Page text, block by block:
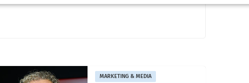
MARKETING & MEDIA